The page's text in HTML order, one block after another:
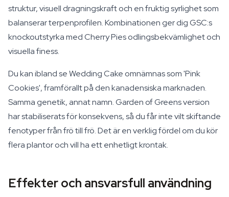
struktur, visuell dragningskraft och en fruktig syrlighet som
balanserar terpenprofilen. Kombinationen ger dig GSC:s
knockoutstyrka med Cherry Pies odlingsbekvämlighet och
visuella finess.
Du kan ibland se Wedding Cake omnämnas som 'Pink
Cookies', framförallt på den kanadensiska marknaden.
Samma genetik, annat namn. Garden of Greens version
har stabiliserats för konsekvens, så du får inte vilt skiftande
fenotyper från frö till frö. Det är en verklig fördel om du kör
flera plantor och vill ha ett enhetligt krontak.
Effekter och ansvarsfull användning